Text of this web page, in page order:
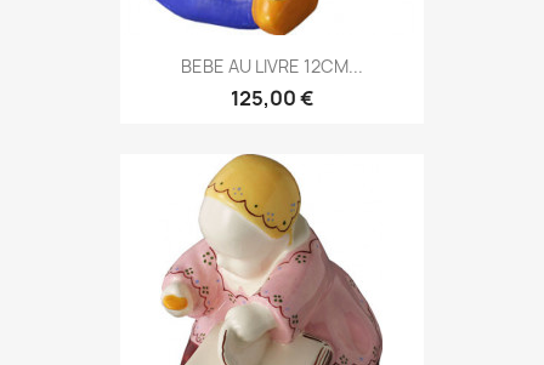
BEBE AU LIVRE 12CM...
125,00 €